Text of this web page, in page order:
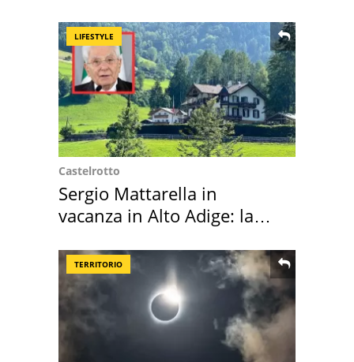
LIFESTYLE
Castelrotto
Sergio Mattarella in
vacanza in Alto Adige: la
TERRITORIO